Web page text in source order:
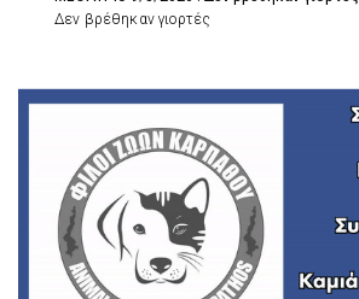
Δεν βρέθηκαν γιορτές